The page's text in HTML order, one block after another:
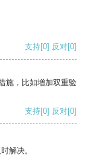
支持[0] 反对[0]
施，比如增加双重验
支持[0] 反对[0]
解决。